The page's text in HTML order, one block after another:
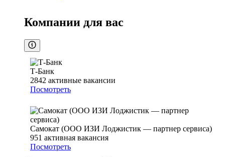
Компании для вас
Т-Банк
2842 активные вакансии
Посмотреть
Самокат (ООО ИЗИ Лоджистик — партнер сервиса)
951 активная вакансия
Посмотреть